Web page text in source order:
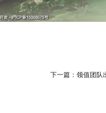
下一篇：领值团队